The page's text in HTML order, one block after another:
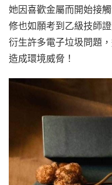
她因喜歡金屬而開始接
修也如願考到乙級技師
衍生許多電子垃圾問題
造成環境威脅！